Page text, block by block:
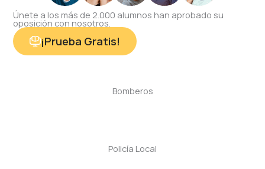
Únete a los más de 2.000 alumnos han aprobado su
oposición con nosotros.
¡Prueba Gratis!
Bomberos
Policía Local